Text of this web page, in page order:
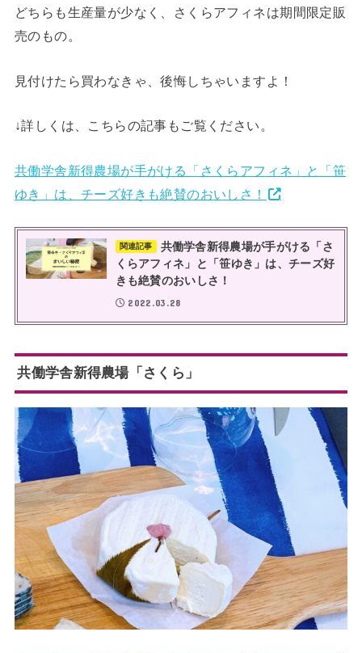
どちらも生産量が少なく、さくらアフィネは期間限定販
売のもの。
見付けたら買わなきゃ、後悔しちゃいますよ！
↓詳しくは、こちらの記事もご覧ください。
共働学舎新得農場が手がける「さくらアフィネ」と「笹
ゆき」は、チーズ好きも絶賛のおいしさ！
関連記事
共働学舎新得農場が手がける「さ
くらアフィネ」と「笹ゆき」は、チーズ好
きも絶賛のおいしさ！
2022.03.28
共働学舎新得農場「さくら」